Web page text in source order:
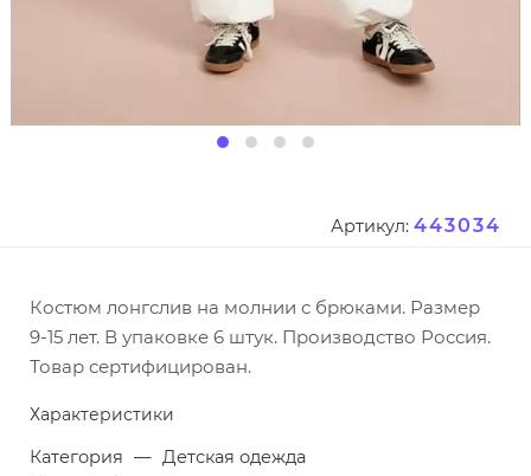
Артикул: 443034
Костюм лонгслив на молнии с брюками. Размер
9-15 лет. В упаковке 6 штук. Производство Россия.
Товар сертифицирован.
Характеристики
Категория — Детская одежда